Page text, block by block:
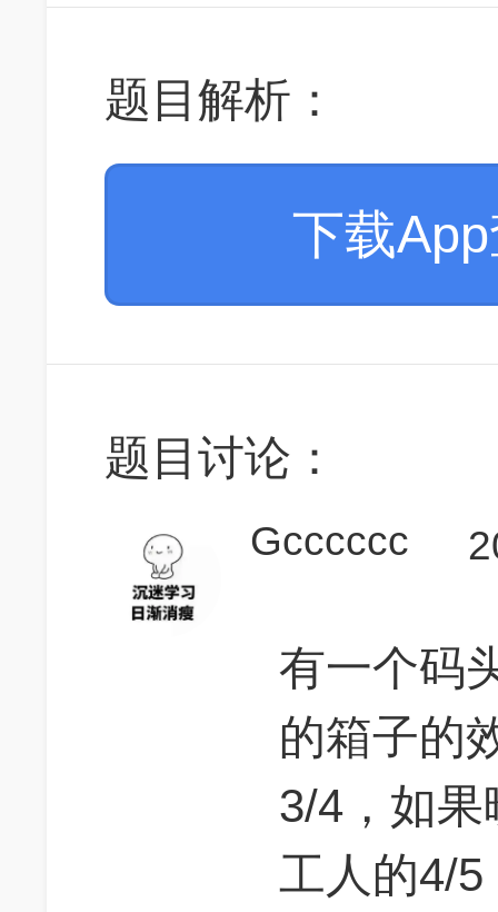
题目解析：
下载
题目讨论：
Gcccccc
有一个码
的箱子的
3/4，如
工人的4/